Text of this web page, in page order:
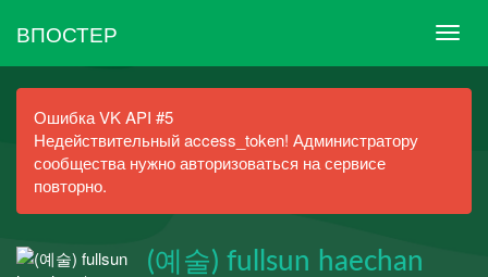
ВПОСТЕР
Ошибка VK API #5
Недействительный access_token! Администратору
сообщества нужно авторизоваться на сервисе
повторно.
(예술) fullsun haechan